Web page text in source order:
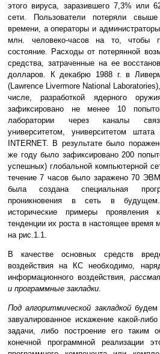
этого вируса, заразившего 7,3% или
сети. Пользователи потеряли
времени, а операторы и
млн. человеко-часов на то, чтобы
состояние. Расходы от потерянной
средства, затраченные на ее
долларов. К декабрю 1988 г. в
(Lawrence Livermore National
числе, разработкой ядерного
зафиксировано не менее 10
лаборатории через каналы
университетом, университетом
INTERNET. В результате было
же году было зафиксировано 200
успешных) глобальной компьютерной
течение 7 часов было заражено 70
была создана специальная
проникновения в сеть в
исторические примеры проявления
тенденции их роста в настоящее время
на рис.1.1.
В качестве основных средств
воздействия на КС необходимо,
информационного воздействия,
и программные закладки.
Под алгоритмической закладкойбудем
завуалированное искажение какой-
задачи, либо построение его таким
конечной программной реализации